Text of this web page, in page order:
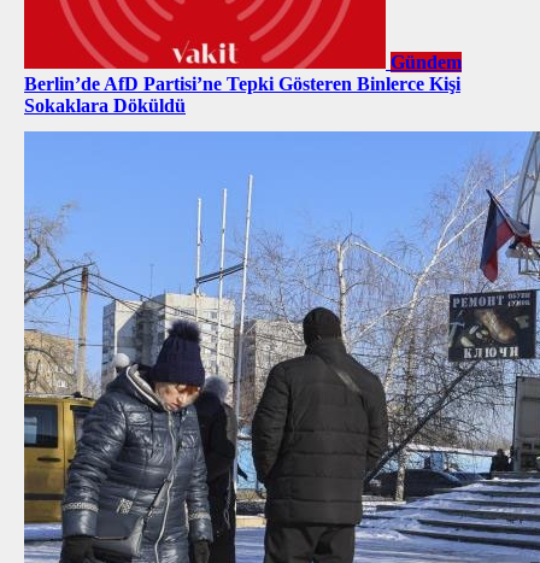
Gündem
Berlin’de AfD Partisi’ne Tepki Gösteren Binlerce Kişi
Sokaklara Döküldü